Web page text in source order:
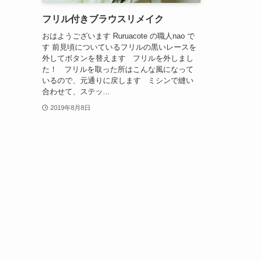
フリル付きブラウスリメイク
おはようございます Ruruacote の職人nao で
す 前見頃についているフリルの黒いレースを
外してボタンを替えます フリルを外しまし
た！ フリルを取った所はこんな風になって
いるので、元通りに戻します ミシンで縫い
合わせて、ステッ...
2019年8月8日